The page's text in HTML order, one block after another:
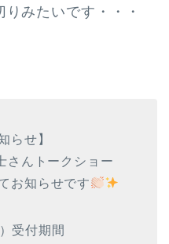
みたいです・・・
らせ】
さんトークショー
お知らせです
受付期間